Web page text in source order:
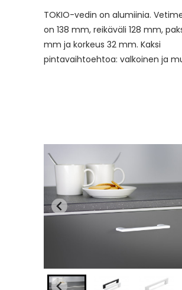
TOKIO-vedin on alumiinia.
on 138 mm, reikäväli 128 mm,
mm ja korkeus 32 mm. Kaksi
pintavaihtoehtoa: valkoinen ja